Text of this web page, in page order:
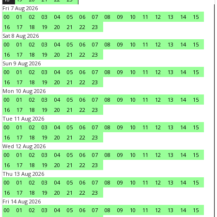
Fri 7 Aug 2026
00
01 02 03 04 05 06 07 08 09 10 11 12 13 14
15
16
17 18 19 20 21 22
23
Sat 8 Aug 2026
00
01 02 03 04 05 06 07 08 09 10 11 12 13 14
15
16
17 18 19 20 21 22
23
Sun 9 Aug 2026
00
01 02 03 04 05 06 07 08 09 10 11 12 13 14
15
16
17 18 19 20 21 22
23
Mon 10 Aug 2026
00
01 02 03 04 05 06 07 08 09 10 11 12 13 14
15
16
17 18 19 20 21 22
23
Tue 11 Aug 2026
00
01 02 03 04 05 06 07 08 09 10 11 12 13 14
15
16
17 18 19 20 21 22
23
Wed 12 Aug 2026
00
01 02 03 04 05 06 07 08 09 10 11 12 13 14
15
16
17 18 19 20 21 22
23
Thu 13 Aug 2026
00
01 02 03 04 05 06 07 08 09 10 11 12 13 14
15
16
17 18 19 20 21 22
23
Fri 14 Aug 2026
00
01 02 03 04 05 06 07 08 09 10 11 12 13 14
15